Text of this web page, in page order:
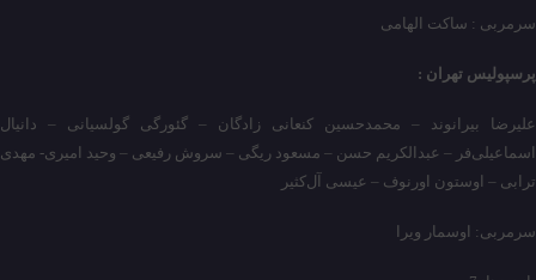
سرمربی : ساکت الهامی
پرسپولیس تهران‌ :
علیرضا بیرانوند – محمدحسین کنعانی زادگان – گئورگی گولسیانی – دانیال
اسماعیلی‌فر – عبدالکریم حسن – مسعود ریگی – سروش رفیعی – وحید امیری- مهدی
ترابی – اوستون اورنوف – عیسی آل‌کثیر
سرمربی: اوسمار ویرا